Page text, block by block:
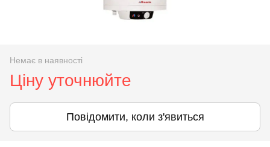
Немає в наявності
Ціну уточнюйте
Повідомити, коли з'явиться